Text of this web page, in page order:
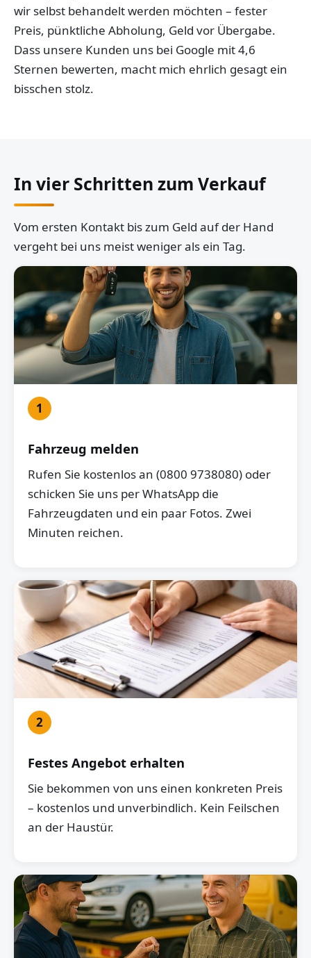
wir selbst behandelt werden möchten – fester
Preis, pünktliche Abholung, Geld vor Übergabe.
Dass unsere Kunden uns bei Google mit 4,6
Sternen bewerten, macht mich ehrlich gesagt ein
bisschen stolz.
In vier Schritten zum Verkauf
Vom ersten Kontakt bis zum Geld auf der Hand
vergeht bei uns meist weniger als ein Tag.
1
Fahrzeug melden
Rufen Sie kostenlos an (0800 9738080) oder
schicken Sie uns per WhatsApp die
Fahrzeugdaten und ein paar Fotos. Zwei
Minuten reichen.
2
Festes Angebot erhalten
Sie bekommen von uns einen konkreten Preis
– kostenlos und unverbindlich. Kein Feilschen
an der Haustür.